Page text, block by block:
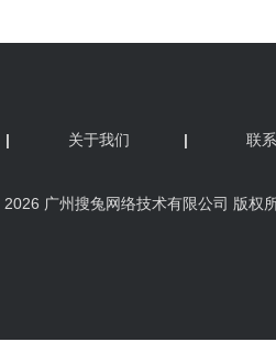
| 关于我们 | 联
2026 广州搜兔网络技术有限公司 版权